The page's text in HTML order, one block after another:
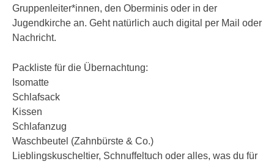
Gruppenleiter*innen, den Oberminis oder in der
Jugendkirche an. Geht natürlich auch digital per Mail oder
Nachricht.
Packliste für die Übernachtung:
Isomatte
Schlafsack
Kissen
Schlafanzug
Waschbeutel (Zahnbürste & Co.)
Lieblingskuscheltier, Schnuffeltuch oder alles, was du für